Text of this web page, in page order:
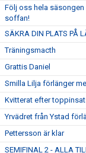
Följ oss hela
soffan!
SÄKRA DIN PLATS PÅ
Träningsmacth
Grattis Daniel
Smilla Lilja förlänger
Kvitterat efter
Yrvädret från Ystad
Pettersson är klar
SEMIFINAL 2 - ALLA